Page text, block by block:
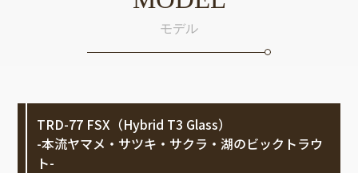
モデル
TRD-77 FSX（Hybrid T3 Glass）
-本流ヤマメ・サツキ・サクラ・湖のビックトラウ
ト-